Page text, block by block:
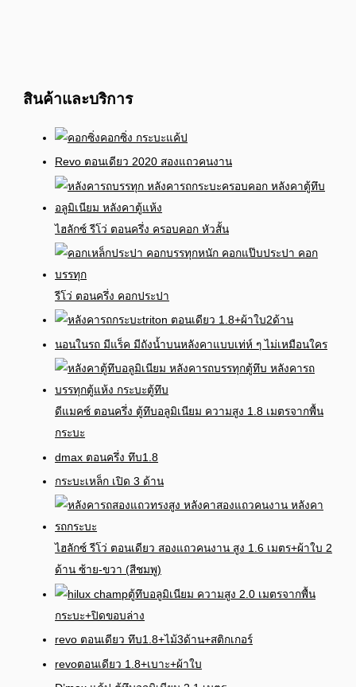
สินค้าและบริการ
คอกซิ่ง กระบะแค้ป
Revo ตอนเดียว 2020 สองแถวคนงาน
ไฮลักซ์ รีโว่ ตอนครึ่ง ครอบคอก หัวสั้น
รีโว่ ตอนครึ่ง คอกประปา
triton ตอนเดียว 1.8+ผ้าใบ2ด้าน
นอนในรถ มีแร็ค มีถังน้ำบนหลังคาแบบเท่ห์ ๆ ไม่เหมือนใคร
ดีแมคซ์ ตอนครึ่ง ตู้ทึบอลูมิเนียม ความสูง 1.8 เมตรจากพื้น
กระบะ
dmax ตอนครึ่ง ทึบ1.8
กระบะเหล็ก เปิด 3 ด้าน
ไฮลักซ์ รีโว่ ตอนเดียว สองแถวคนงาน สูง 1.6 เมตร+ผ้าใบ 2
ด้าน ซ้าย-ขวา (สีชมพู)
ตู้ทึบอลูมิเนียม ความสูง 2.0 เมตรจากพื้น
กระบะ+ปิดขอบล่าง
revo ตอนเดียว ทึบ1.8+ไม้3ด้าน+สติกเกอร์
revoตอนเดียว 1.8+เบาะ+ผ้าใบ